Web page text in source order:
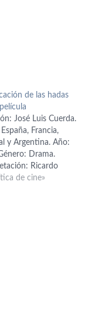
de las hadas
José Luis Cuerda.
España, Francia,
y Argentina. Año:
Drama.
Ricardo
Irène Jacob
de cine»